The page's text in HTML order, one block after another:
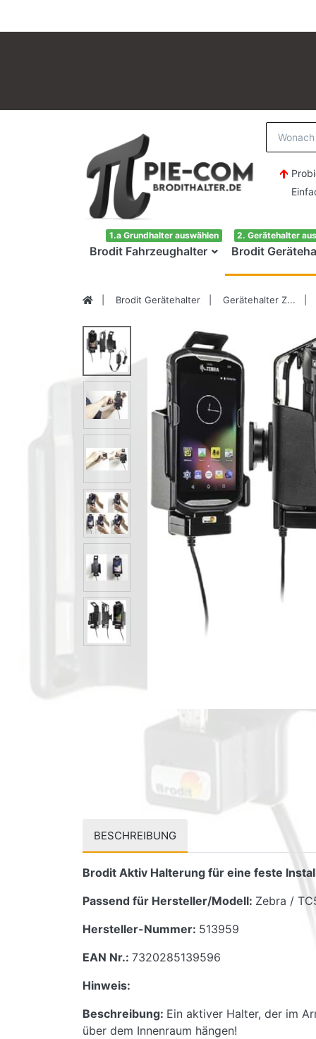
Einfach
Brodit Fahrzeughalter
1.a Grundhalter auswählen
Brodit
2. Gerätehalter
Brodit Gerätehalter Gerätehalter Z...
BESCHREIBUNG
Brodit Aktiv Halterung für eine feste
Passend für Hersteller/Modell: Zebra /
Hersteller-Nummer: 513959
EAN Nr.: 7320285139596
Hinweis:
Beschreibung: Ein aktiver Halter, der im
über dem Innenraum hängen!